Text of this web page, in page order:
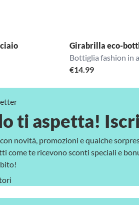
Girabrilla eco-
Bottiglia fashion in
€14.99
ti aspetta!
novità, promozioni e qualche
come te ricevono sconti speciali e